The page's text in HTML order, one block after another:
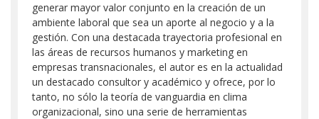
generar mayor valor conjunto en la creación de un
ambiente laboral que sea un aporte al negocio y a la
gestión. Con una destacada trayectoria profesional en
las áreas de recursos humanos y marketing en
empresas transnacionales, el autor es en la actualidad
un destacado consultor y académico y ofrece, por lo
tanto, no sólo la teoría de vanguardia en clima
organizacional, sino una serie de herramientas